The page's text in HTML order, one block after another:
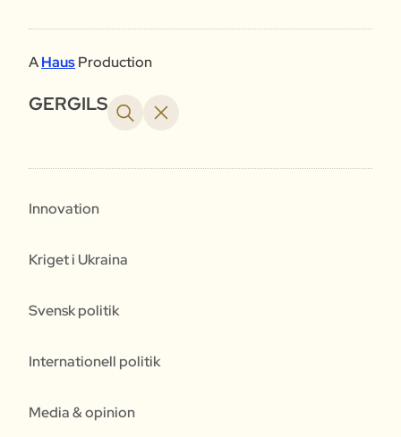
AHausProduction
GERGILS
Innovation
Kriget i Ukraina
Svensk politik
Internationell politik
Media & opinion